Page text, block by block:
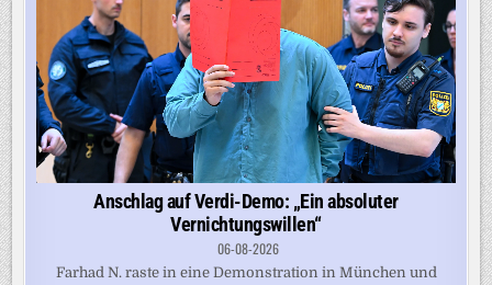
Anschlag auf Verdi-Demo: „Ein absoluter
Vernichtungswillen“
06-08-2026
Farhad N. raste in eine Demonstration in München und